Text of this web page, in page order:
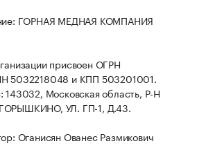
ГОРНАЯ МЕДНАЯ КОМПАНИЯ
присвоен ОГРН
5032218048 и КПП 503201001.
Московская область, Р-Н
УЛ. ГП-1, Д.43.
Оганисян Ованес Размикович